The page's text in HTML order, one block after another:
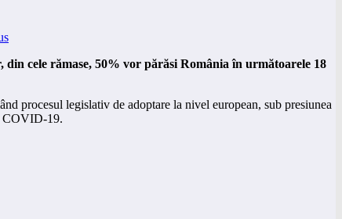
cele rămase, 50% vor părăsi România în următoarele 18
procesul legislativ de adoptare la nivel european, sub presiunea
COVID-19.